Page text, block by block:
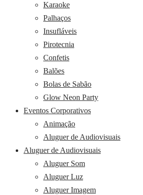
Karaoke
Palhaços
Insufláveis
Pirotecnia
Confetis
Balões
Bolas de Sabão
Glow Neon Party
Eventos Corporativos
Animação
Aluguer de Audiovisuais
Aluguer de Audiovisuais
Aluguer Som
Aluguer Luz
Aluguer Imagem